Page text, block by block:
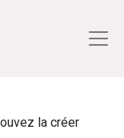
la créer